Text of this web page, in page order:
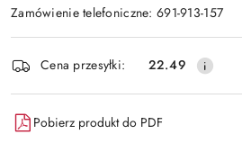
Zamówienie telefoniczne: 691-913-157
Wyślij
Dostępność
i
dostawa
Cena przesyłki: 22.49
Pobierz produkt do PDF